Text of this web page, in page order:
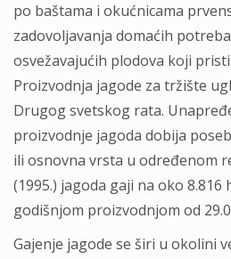
po baštama i okućnicama
zadovoljavanja domaćih
osvežavajućih plodova koji
Proizvodnja jagode za tržište
Drugog svetskog rata.
proizvodnje jagoda dobija
ili osnovna vrsta u određenom
(1995.) jagoda gaji na oko 8.816
godišnjom proizvodnjom od
Gajenje jagode se širi u okolini